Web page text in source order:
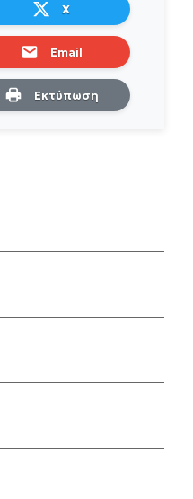
X
Email
Εκτύπωση